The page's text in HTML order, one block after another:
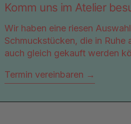
Komm uns im Atelier
Wir haben eine riesen
Schmuckstücken, die in Ruhe
auch gleich gekauft werden
Termin vereinbaren